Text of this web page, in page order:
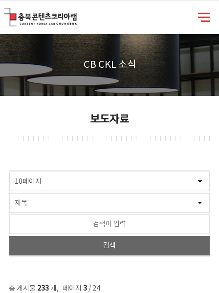
CB CKL 소식
보도자료
총 게시물 233개, 페이지 3/ 24